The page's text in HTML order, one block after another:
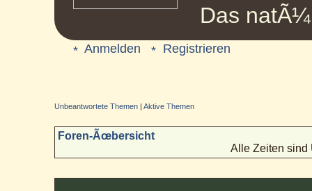
Das
Anmelden Registrieren
Unbeantwortete Themen |Aktive Themen
Foren-Ãœbersicht
Alle Zeiten sind